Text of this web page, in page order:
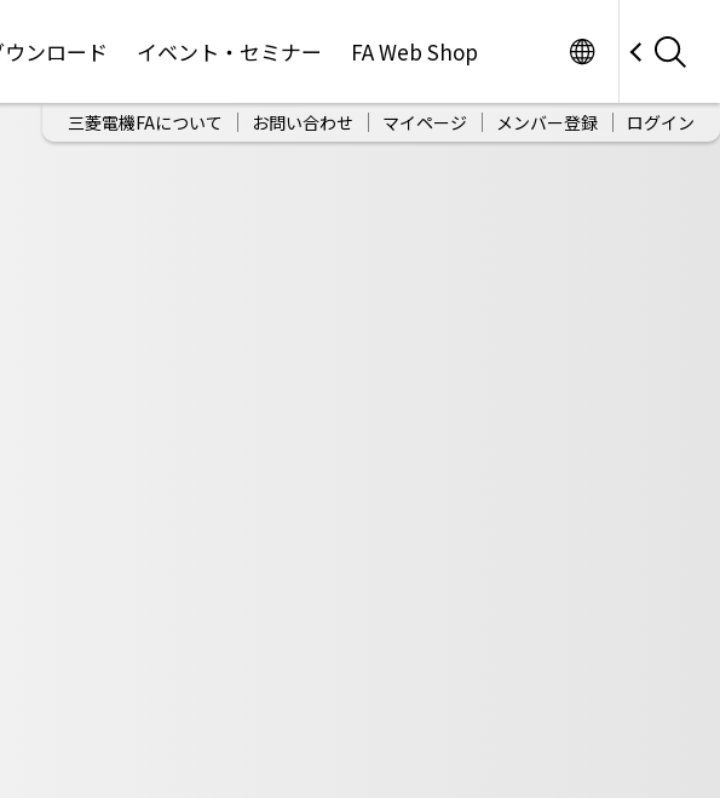
ウンロード イベント・セミナー FA Web Shop
三菱電機FAについて お問い合わせ マイページ メンバー登録 ログイン